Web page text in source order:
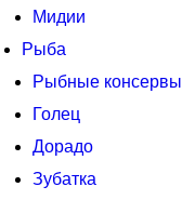
Мидии
Рыба
Рыбные консервы
Голец
Дорадо
Зубатка